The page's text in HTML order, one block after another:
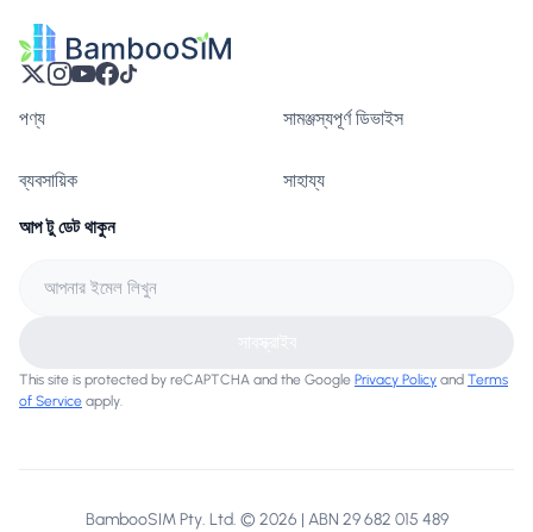
পণ্য সামঞ্জস্যপূর্ণ ডিভাইস
ব্যবসায়িক সাহায্য
আপ টু ডেট থাকুন
This site is protected by reCAPTCHA and the Google Privacy Policy and Terms
of Service apply.
BambooSIM Pty. Ltd. © 2026 | ABN 29 682 015 489